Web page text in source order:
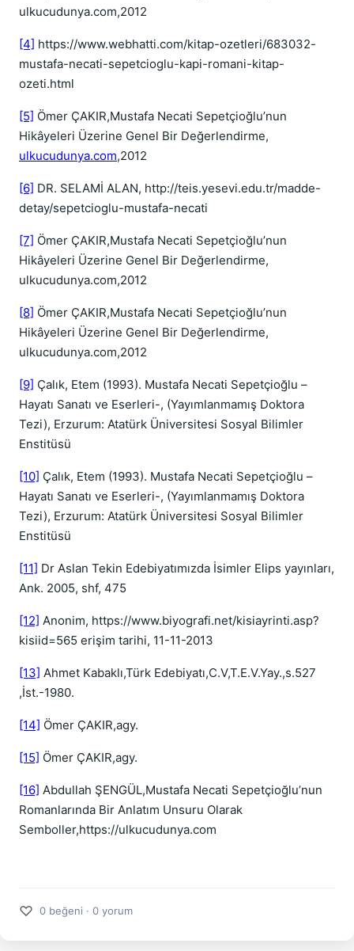
ulkucudunya.com,2012
[4] https://www.webhatti.com/kitap-ozetleri/683032-
mustafa-necati-sepetcioglu-kapi-romani-kitap-
ozeti.html
[5] Ömer ÇAKIR,Mustafa Necati Sepetçioğlu’nun
Hikâyeleri Üzerine Genel Bir Değerlendirme,
ulkucudunya.com,2012
[6] DR. SELAMİ ALAN, http://teis.yesevi.edu.tr/madde-
detay/sepetcioglu-mustafa-necati
[7] Ömer ÇAKIR,Mustafa Necati Sepetçioğlu’nun
Hikâyeleri Üzerine Genel Bir Değerlendirme,
ulkucudunya.com,2012
[8] Ömer ÇAKIR,Mustafa Necati Sepetçioğlu’nun
Hikâyeleri Üzerine Genel Bir Değerlendirme,
ulkucudunya.com,2012
[9] Çalık, Etem (1993). Mustafa Necati Sepetçioğlu –
Hayatı Sanatı ve Eserleri-, (Yayımlanmamış Doktora
Tezi), Erzurum: Atatürk Üniversitesi Sosyal Bilimler
Enstitüsü
[10] Çalık, Etem (1993). Mustafa Necati Sepetçioğlu –
Hayatı Sanatı ve Eserleri-, (Yayımlanmamış Doktora
Tezi), Erzurum: Atatürk Üniversitesi Sosyal Bilimler
Enstitüsü
[11] Dr Aslan Tekin Edebiyatımızda İsimler Elips yayınları,
Ank. 2005, shf, 475
[12] Anonim, https://www.biyografi.net/kisiayrinti.asp?
kisiid=565 erişim tarihi, 11-11-2013
[13] Ahmet Kabaklı,Türk Edebiyatı,C.V,T.E.V.Yay.,s.527
,İst.-1980.
[14] Ömer ÇAKIR,agy.
[15] Ömer ÇAKIR,agy.
[16] Abdullah ŞENGÜL,Mustafa Necati Sepetçioğlu’nun
Romanlarında Bir Anlatım Unsuru Olarak
Semboller,https://ulkucudunya.com
♡ 0 beğeni · 0 yorum